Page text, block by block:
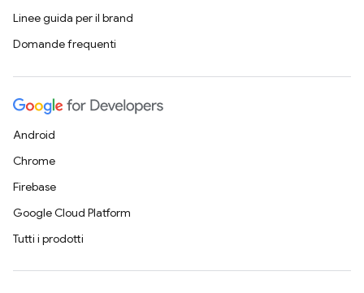
Linee guida per il brand
Domande frequenti
Android
Chrome
Firebase
Google Cloud Platform
Tutti i prodotti